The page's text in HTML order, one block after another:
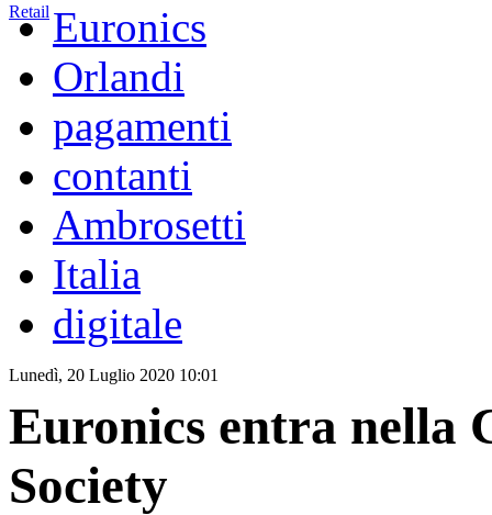
Retail Euronics
Orlandi
pagamenti
contanti
Ambrosetti
Italia
digitale
Lunedì, 20 Luglio 2020 10:01
Euronics entra nella
Society